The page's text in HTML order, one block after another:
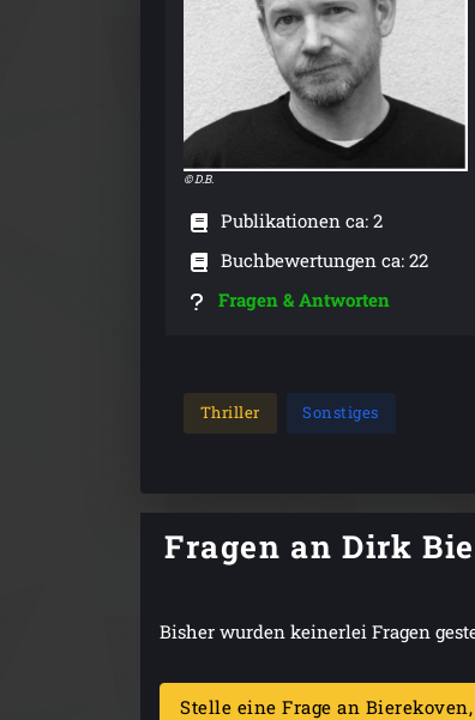
© D.B.
Publikationen ca: 2
Buchbewertungen ca: 22
Fragen & Antworten
Thriller Sonstiges
Fragen an Dirk
Bisher wurden keinerlei Fragen
Stelle eine Frage an